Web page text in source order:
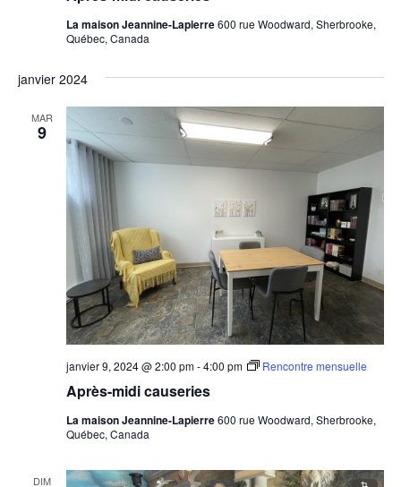
La maison Jeannine-Lapierre600 rue Woodward, Sherbrooke,
Québec, Canada
janvier 2024
MAR
9
Après-midi causeries
janvier 9, 2024 @ 2:00 pm-4:00 pm Rencontre mensuelle
La maison Jeannine-Lapierre600 rue Woodward, Sherbrooke,
Québec, Canada
DIM